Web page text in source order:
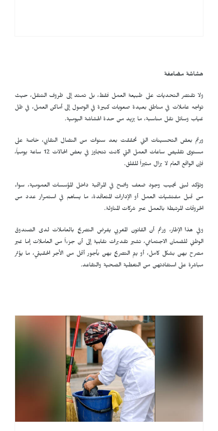
هشاشة مضاعفة
ولا تقتصر التحديات على طبيعة العمل فقط، بل تمتد إلى ظروف التنقل، حيث
تواجه عاملات في مناطق بعيدة صعوبات كبيرة في الوصول إلى أماكن العمل، في ظل
غياب وسائل نقل مناسبة، ما يزيد من حدة الهشاشة اليومية.
ورغم بعض التحسينات التي تحققت بعد سنوات من النضال النقابي، خاصة على
مستوى تقليص ساعات العمل التي كانت تتجاوز في بعض الحالات 12 ساعة يومياً،
فإن الواقع العام لا يزال مثيراً للقلق.
وتؤكد لبنى نجيب وجود ضعف واضح في المراقبة داخل المؤسسات العمومية، سواء
من قبل مفتشيات العمل أو الإدارات المتعاقدة، ما يساهم في استمرار عدد من
الخروقات المرتبطة بالعمل عبر شركات المناولة.
وفي هذا الإطار، ورغم أن القانون المغربي يفرض التصريح بالعاملات لدى الصندوق
الوطني للضمان الاجتماعي، تشير تقديرات نقابية إلى أن جزءاً من العاملات إما غير
مصرح بهن بشكل كامل، أو يتم التصريح بهن بأجور أقل من الأجر الحقيقي، ما يؤثر
مباشرة على استفادتهن من التغطية الصحية والتقاعد.